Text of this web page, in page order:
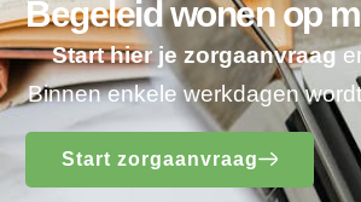
Begeleid wonen op
Start hier je zorgaanvraag
Binnen enkele werkdagen
Start zorgaanvraag